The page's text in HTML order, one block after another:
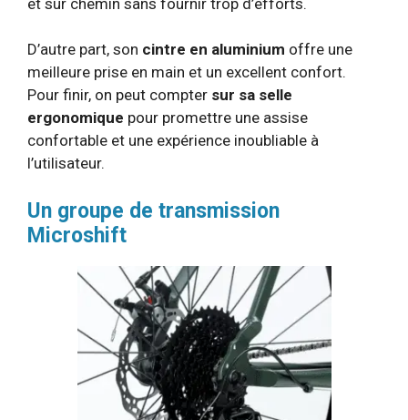
D’autre part, son cintre en aluminium offre une
meilleure prise en main et un excellent confort.
Pour finir, on peut compter sur sa selle
ergonomique pour promettre une assise
confortable et une expérience inoubliable à
l’utilisateur.
Un groupe de transmission
Microshift